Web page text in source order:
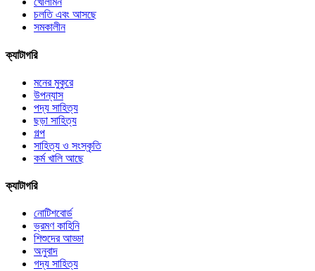
চলতি এবং আসছে
সমকালীন
ক্যাটাগরি
মনের মুকুরে
উপন্যাস
পদ্য সাহিত্য
ছড়া সাহিত্য
গল্প
সাহিত্য ও সংস্কৃতি
কর্ম খালি আছে
ক্যাটাগরি
নোটিশবোর্ড
ভ্রমণ কাহিনি
শিশুদের আড্ডা
অনুবাদ
গদ্য সাহিত্য